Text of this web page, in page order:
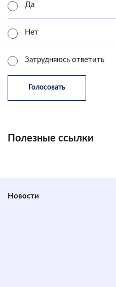
Да
Нет
Затрудняюсь ответить
Полезные ссылки
Новости